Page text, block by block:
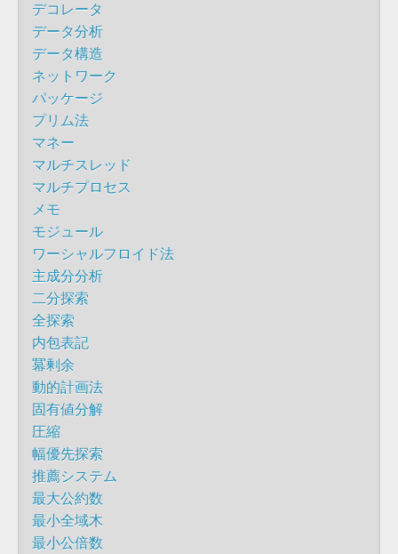
デコレータ
データ分析
データ構造
ネットワーク
パッケージ
プリム法
マネー
マルチスレッド
マルチプロセス
メモ
モジュール
ワーシャルフロイド法
主成分分析
二分探索
全探索
内包表記
冪剰余
動的計画法
固有値分解
圧縮
幅優先探索
推薦システム
最大公約数
最小全域木
最小公倍数